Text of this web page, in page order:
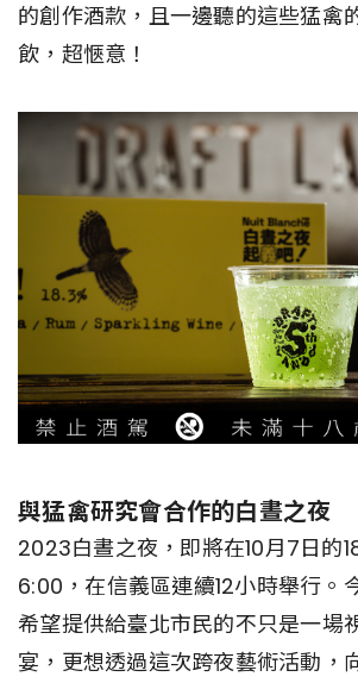
的創作酒款，且一邊聽的這些猛禽
飲，超愜意！
與猛禽研究會合作的白晝之夜
2023白晝之夜，即將在10月7日的
6:00，在信義區連續12小時舉行。
希望提供給臺北市民的不只是一場
宴，更想透過這次跨夜藝術活動，